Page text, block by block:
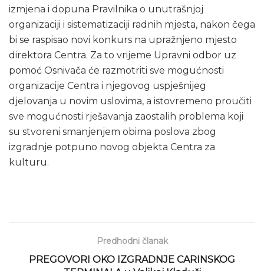
izmjena i dopuna Pravilnika o unutrašnjoj
organizaciji i sistematizaciji radnih mjesta, nakon čega
bi se raspisao novi konkurs na upražnjeno mjesto
direktora Centra. Za to vrijeme Upravni odbor uz
pomoć Osnivača će razmotriti sve mogućnosti
organizacije Centra i njegovog uspješnijeg
djelovanja u novim uslovima, a istovremeno proučiti
sve mogućnosti rješavanja zaostalih problema koji
su stvoreni smanjenjem obima poslova zbog
izgradnje potpuno novog objekta Centra za
kulturu.
Predhodni članak
PREGOVORI OKO IZGRADNJE CARINSKOG